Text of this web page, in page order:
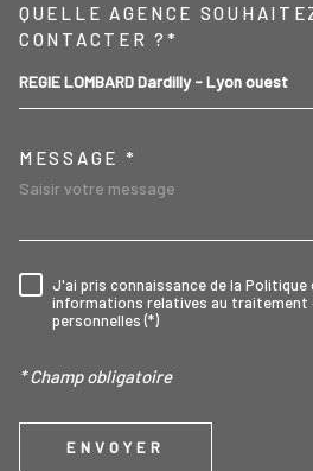
QUELLE AGENCE
CONTACTER ?*
REGIE LOMBARD Dardilly - Lyon ouest
MESSAGE *
J'ai pris connaissance de la
informations relatives au traitement
personnelles (*)
* Champ obligatoire
ENVOYER